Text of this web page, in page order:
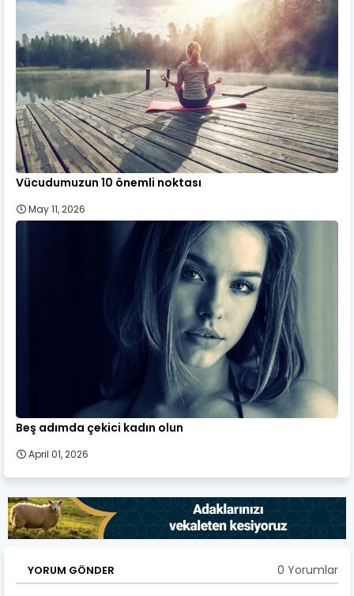
Vücudumuzun 10 önemli noktası
May 11, 2026
Beş adımda çekici kadın olun
April 01, 2026
YORUM GÖNDER 0 Yorumlar